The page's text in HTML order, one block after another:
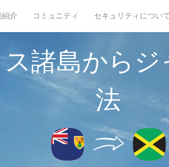
介 コミュニティ セキュリティについて
諸島から
法